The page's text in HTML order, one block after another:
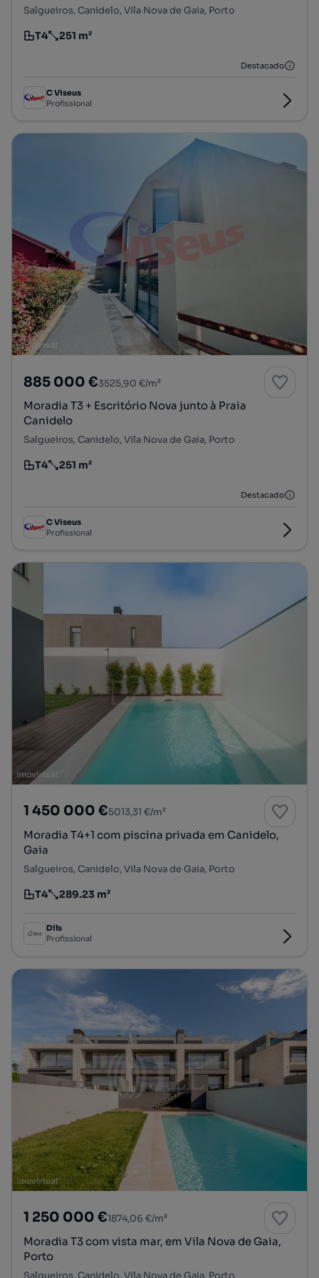
Salgueiros, Canidelo, Vila Nova de Gaia, Porto
Tipologia
T4
Preço por metro quadrado
251 m²
Destacado
C Viseus
Profissional
885 000 €3525,90 €/m²
Moradia T3 + Escritório Nova junto à Praia
Canidelo
Salgueiros, Canidelo, Vila Nova de Gaia, Porto
Tipologia
T4
Preço por metro quadrado
251 m²
Destacado
C Viseus
Profissional
1 450 000 €5013,31 €/m²
Moradia T4+1 com piscina privada em Canidelo,
Gaia
Salgueiros, Canidelo, Vila Nova de Gaia, Porto
Tipologia
T4
Preço por metro quadrado
289.23 m²
Dils
Profissional
1 250 000 €1874,06 €/m²
Moradia T3 com vista mar, em Vila Nova de Gaia,
Porto
Salgueiros, Canidelo, Vila Nova de Gaia, Porto